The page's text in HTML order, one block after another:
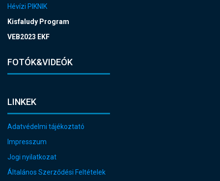
Hévízi PIKNIK
Kisfaludy Program
VEB2023 EKF
FOTÓK&VIDEÓK
LINKEK
Adatvédelmi tájékoztató
Impresszum
Jogi nyilatkozat
Általános Szerződési Feltételek